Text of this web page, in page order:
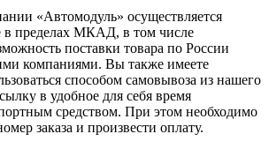
«Автомодуль» осуществляется
в пределах МКАД, в том числе
поставки товара по России
компаниями. Вы также имеете
способом самовывоза из нашего
в удобное для себя время
средством. При этом необходимо
заказа и произвести оплату.